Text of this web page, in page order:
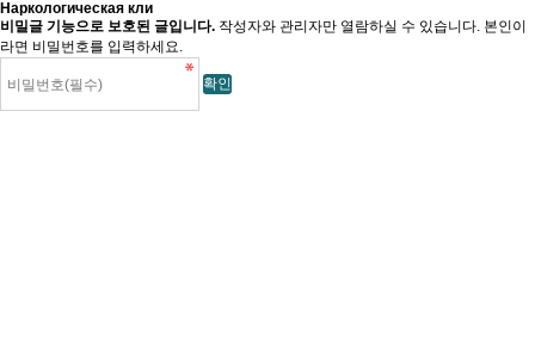
Наркологическая кли
비밀글 기능으로 보호된 글입니다. 작성자와 관리자만 열람하실 수 있습니다. 본인이
라면 비밀번호를 입력하세요.